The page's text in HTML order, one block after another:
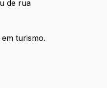
de rua
turismo.